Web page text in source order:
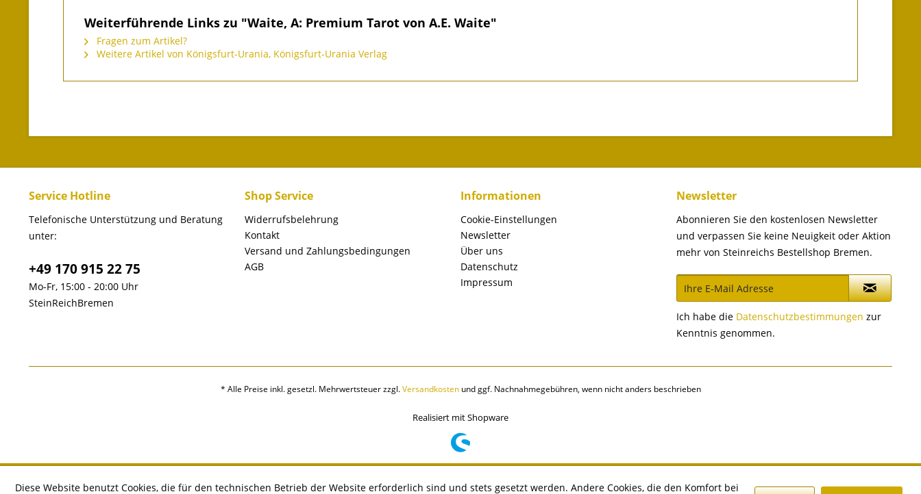
Weiterführende Links zu "Waite, A: Premium Tarot von A.E. Waite"
Fragen zum Artikel?
Weitere Artikel von Königsfurt-Urania, Königsfurt-Urania Verlag
Service Hotline
Telefonische Unterstützung und Beratung
unter:
+49 170 915 22 75
Mo-Fr, 15:00 - 20:00 Uhr
SteinReichBremen
Shop Service
Widerrufsbelehrung
Kontakt
Versand und Zahlungsbedingungen
AGB
Informationen
Cookie-Einstellungen
Newsletter
Über uns
Datenschutz
Impressum
Newsletter
Abonnieren Sie den kostenlosen Newsletter
und verpassen Sie keine Neuigkeit oder Aktion
mehr von Steinreichs Bestellshop Bremen.
Ich habe die Datenschutzbestimmungen zur
Kenntnis genommen.
* Alle Preise inkl. gesetzl. Mehrwertsteuer zzgl.Versandkostenund ggf. Nachnahmegebühren, wenn nicht anders beschrieben
Realisiert mit Shopware
Diese Website benutzt Cookies, die für den technischen Betrieb der Website erforderlich sind und stets gesetzt werden. Andere Cookies, die den Komfort bei